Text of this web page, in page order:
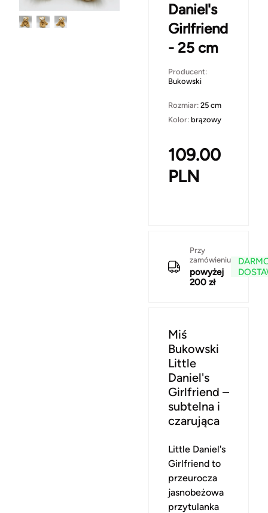
Daniel's
Girlfriend
- 25 cm
Producent:
Bukowski
Rozmiar: 25 cm
Kolor: brązowy
109.00
PLN
Przy
zamówieniu
powyżej
200 zł
Miś
Bukowski
Little
Daniel's
Girlfriend –
subtelna i
czarująca
Little Daniel's
Girlfriend to
przeurocza
jasnobeżowa
przytulanka